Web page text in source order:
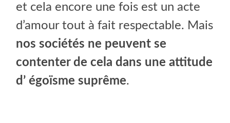
et cela encore une fois est un acte
d’amour tout à fait respectable. Mais
nos sociétés ne peuvent se
contenter de cela dans une attitude
d’ égoïsme suprême.